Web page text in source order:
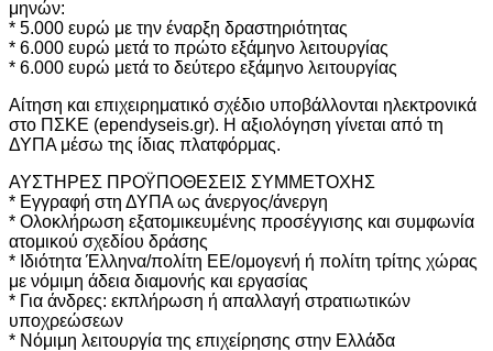
μηνών:
* 5.000 ευρώ με την έναρξη δραστηριότητας
* 6.000 ευρώ μετά το πρώτο εξάμηνο λειτουργίας
* 6.000 ευρώ μετά το δεύτερο εξάμηνο λειτουργίας
Αίτηση και επιχειρηματικό σχέδιο υποβάλλονται ηλεκτρονικά
στο ΠΣΚΕ (ependyseis.gr). Η αξιολόγηση γίνεται από τη
ΔΥΠΑ μέσω της ίδιας πλατφόρμας.
ΑΥΣΤΗΡΕΣ ΠΡΟΫΠΟΘΕΣΕΙΣ ΣΥΜΜΕΤΟΧΗΣ
* Εγγραφή στη ΔΥΠΑ ως άνεργος/άνεργη
* Ολοκλήρωση εξατομικευμένης προσέγγισης και συμφωνία
ατομικού σχεδίου δράσης
* Ιδιότητα Έλληνα/πολίτη ΕΕ/ομογενή ή πολίτη τρίτης χώρας
με νόμιμη άδεια διαμονής και εργασίας
* Για άνδρες: εκπλήρωση ή απαλλαγή στρατιωτικών
υποχρεώσεων
* Νόμιμη λειτουργία της επιχείρησης στην Ελλάδα